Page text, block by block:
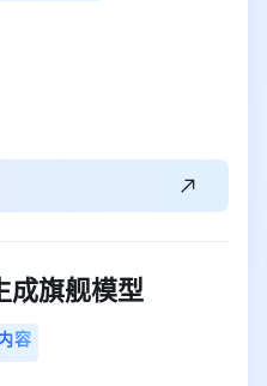
旗舰模型
容